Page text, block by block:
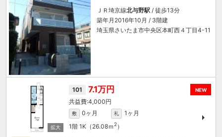
ＪＲ埼京線北与野駅 / 徒歩13分
築年月2016年10月 / 3階建
埼玉県さいたま市中央区本町西４丁目4-11
NEW
101 7.1万円
4,000円
敷 0ヶ月 礼
1ヶ月
1階 1K（26.08ｍ 2）